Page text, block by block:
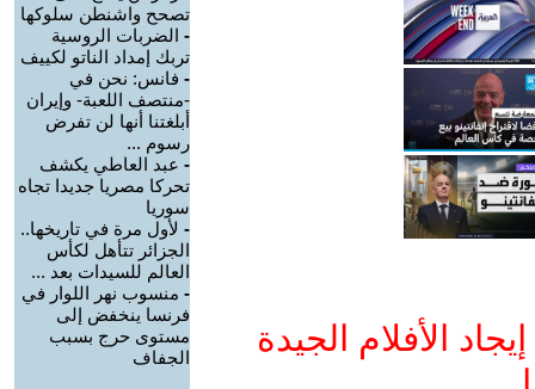
الأفلام الجيدة
تصحح واشنطن سلوكها
- الضربات الروسية
تربك إمداد الناتو لكييف
- فانس: نحن في
-منتصف اللعبة- وإيران
أبلغتنا أنها لن تفرض
رسوم ...
- عبد العاطي يكشف
تحركا مصريا جديدا تجاه
سوريا
- لأول مرة في تاريخها..
الجزائر تتأهل لكأس
العالم للسيدات بعد ...
- منسوب نهر اللوار في
فرنسا ينخفض إلى
مستوى حرج بسبب
الجفاف